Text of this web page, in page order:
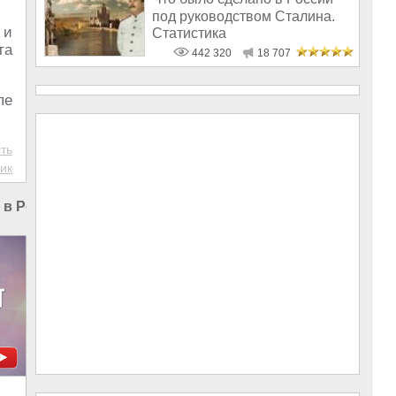
России
под руководством Сталина.
Статистика
442 320 18 707